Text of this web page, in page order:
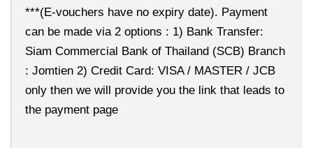
***(E-vouchers have no expiry date). Payment
can be made via 2 options : 1) Bank Transfer:
Siam Commercial Bank of Thailand (SCB) Branch
: Jomtien 2) Credit Card: VISA / MASTER / JCB
only then we will provide you the link that leads to
the payment page